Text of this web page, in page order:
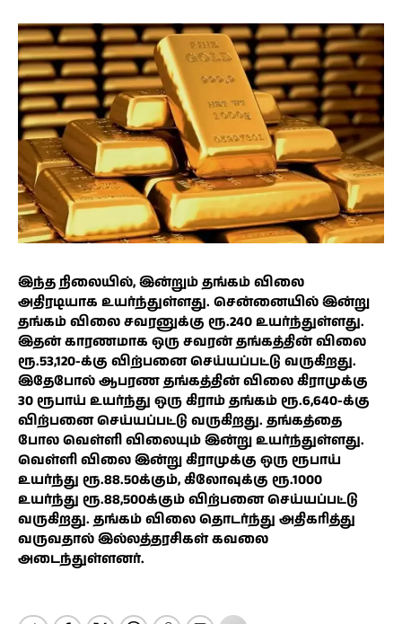
இந்த நிலையில், இன்றும் தங்கம் விலை
அதிரடியாக உயர்ந்துள்ளது. சென்னையில் இன்று
தங்கம் விலை சவரனுக்கு ரூ.240 உயர்ந்துள்ளது.
இதன் காரணமாக ஒரு சவரன் தங்கத்தின் விலை
ரூ.53,120-க்கு விற்பனை செய்யப்பட்டு வருகிறது.
இதேபோல் ஆபரண தங்கத்தின் விலை கிராமுக்கு
30 ரூபாய் உயர்ந்து ஒரு கிராம் தங்கம் ரூ.6,640-க்கு
விற்பனை செய்யப்பட்டு வருகிறது. தங்கத்தை
போல வெள்ளி விலையும் இன்று உயர்ந்துள்ளது.
வெள்ளி விலை இன்று கிராமுக்கு ஒரு ரூபாய்
உயர்ந்து ரூ.88.50க்கும், கிலோவுக்கு ரூ.1000
உயர்ந்து ரூ.88,500க்கும் விற்பனை செய்யப்பட்டு
வருகிறது. தங்கம் விலை தொடர்ந்து அதிகரித்து
வருவதால் இல்லத்தரசிகள் கவலை
அடைந்துள்ளனர்.